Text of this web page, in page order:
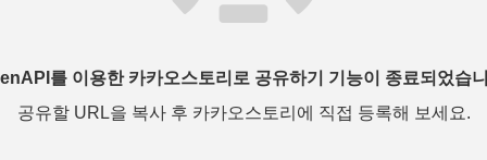
를 이용한 카카오스토리로 공유하기 기능이 종료되었습
공유할 URL을 복사 후 카카오스토리에 직접 등록해 보세요.